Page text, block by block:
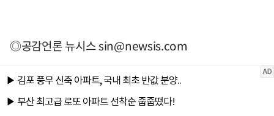
◎공감언론 뉴시스sin@newsis.com